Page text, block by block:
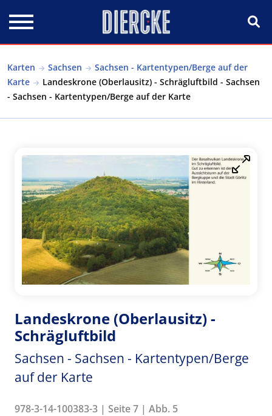
Karten Sachsen
Sachsen - Kartentypen/Berge auf der
Karte
Landeskrone (Oberlausitz) - Schrägluftbild - Sachsen
- Sachsen - Kartentypen/Berge auf der Karte
Landeskrone (Oberlausitz) -
Schrägluftbild
Sachsen - Sachsen - Kartentypen/Berge
auf der Karte
978-3-14-100383-3 | Seite 7 | Abb. 5